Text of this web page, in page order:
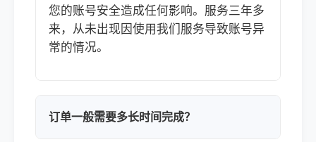
您的账号安全造成任何影响。服务三年多
来，从未出现因使用我们服务导致账号异
常的情况。
订单一般需要多长时间完成？